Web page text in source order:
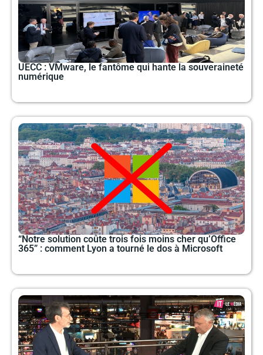
UECC : VMware, le fantôme qui hante la souveraineté
numérique
“Notre solution coûte trois fois moins cher qu’Office
365” : comment Lyon a tourné le dos à Microsoft